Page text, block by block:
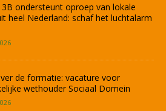
ondersteunt oproep van lokale
heel Nederland: schaf het luchtalarm
de formatie: vacature voor
wethouder Sociaal Domein